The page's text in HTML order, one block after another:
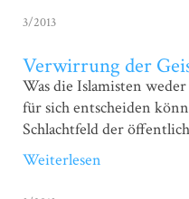
3/2013
Verwirrung der
Was die Islamisten
für sich entscheiden
Schlachtfeld der
Weiterlesen